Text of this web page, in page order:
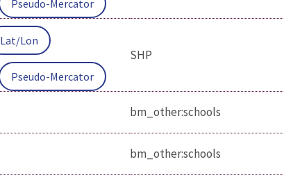
Pseudo-Mercator
Lat/Lon
Pseudo-Mercator
SHP
bm_other:schools
bm_other:schools